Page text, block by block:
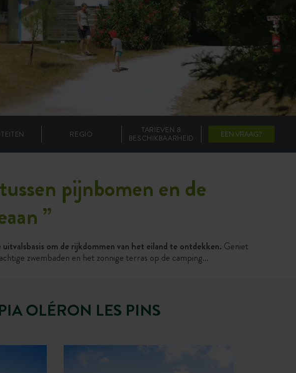
REGIO
TARIEVEN &
BESCHIKBAARHEID
EEN VRAAG?
pijnbomen en de
”
om de rijkdommen van het eiland te ontdekken. Geniet
zwembaden en het zonnige terras op de camping…
OLÉRON LES PINS